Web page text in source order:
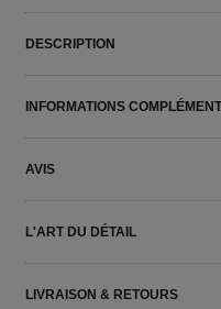
DESCRIPTION
INFORMATIONS
AVIS
L'ART DU DÉTAIL
LIVRAISON & RETOURS